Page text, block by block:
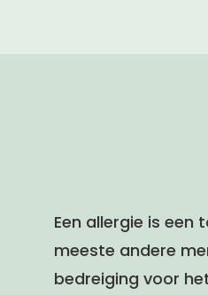
Een allergie is
meeste andere
bedreiging voor